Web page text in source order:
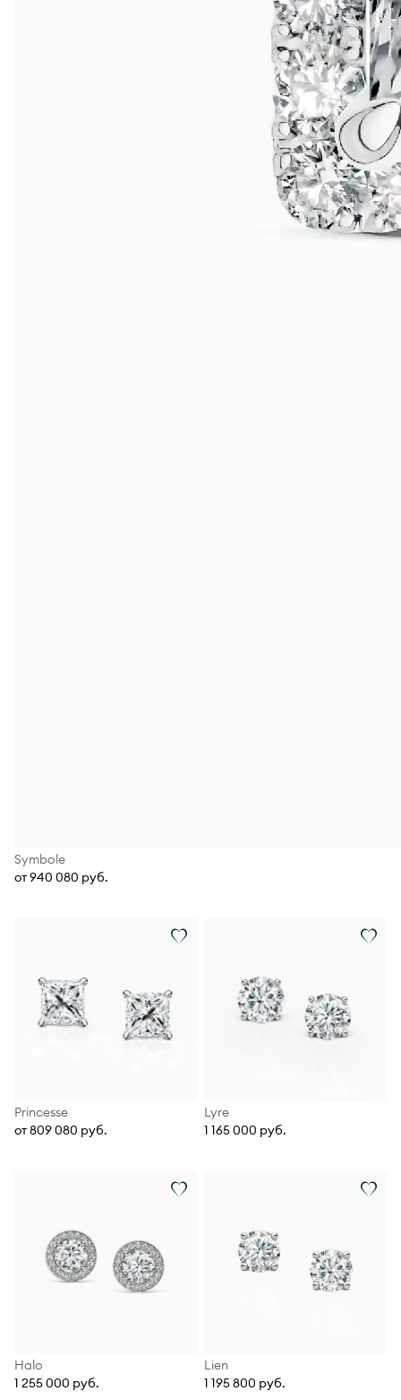
Symbole
от 940 080 руб.
Princesse
от 809 080 руб.
Lyre
1 165 000 руб.
Halo
1 255 000 руб.
Lien
1 195 800 руб.